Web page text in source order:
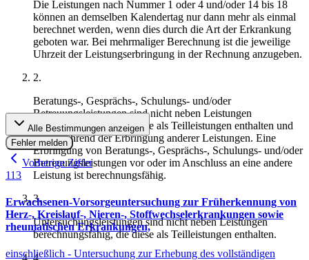
Die Leistungen nach Nummer 1 oder 4 und/oder 14 bis 18
können an demselben Kalendertag nur dann mehr als einmal
berechnet werden, wenn dies durch die Art der Erkrankung
geboten war. Bei mehrmaliger Berechnung ist die jeweilige
Uhrzeit der Leistungserbringung in der Rechnung anzugeben.
2.
Beratungs-, Gesprächs-, Schulungs- und/oder
Betreuungsleistungen sind nicht neben Leistungen
berechnungsfähig, die diese als Teilleistungen enthalten und
nicht während der Erbringung anderer Leistungen. Eine
Erbringung von Beratungs-, Gesprächs-, Schulungs- und/oder
Betreuungsleistungen vor oder im Anschluss an eine andere
Leistung ist berechnungsfähig.
3.
Untersuchungsleistungen sind nicht neben Leistungen
berechnungsfähig, die diese als Teilleistungen enthalten.
4.
Alle Bestimmungen anzeigen
Fehler melden
Vorherige Ziffer
113
Erwachsenen-Vorsorgeuntersuchung zur Früherkennung von
Herz-, Kreislauf-, Nieren-, Stoffwechselerkrankungen sowie
rheumatischen Erkrankungen,
einschließlich - Untersuchung zur Erhebung des vollständigen